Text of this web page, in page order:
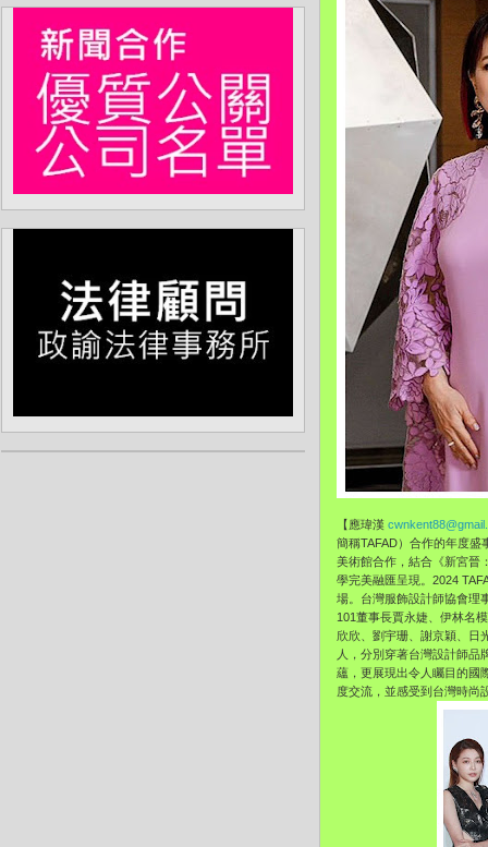
【應瑋漢
簡稱TAFAD）合作的年度
美術館合作，結合《新宮晉
學完美融匯呈現。2024
場。 台灣服飾設計師協會理
101董事長賈永婕、伊林名
欣欣、劉宇珊、謝京穎、日
人，分別穿著台灣設計師品
蘊， 更展現出令人矚目的國
度交流， 並感受到台灣時尚